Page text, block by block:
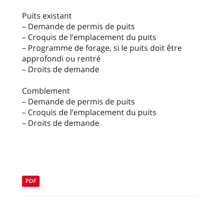
Puits existant
– Demande de permis de puits
– Croquis de l’emplacement du puits
– Programme de forage, si le puits doit être
approfondi ou rentré
– Droits de demande
Comblement
– Demande de permis de puits
– Croquis de l’emplacement du puits
– Droits de demande
PDF